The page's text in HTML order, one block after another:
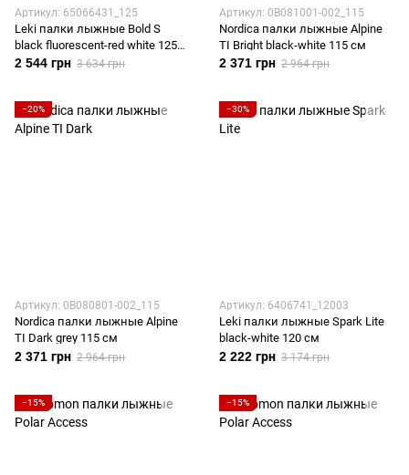
Артикул: 65066431_125
Leki палки лыжные Bold S
black fluorescent-red white 125
см
2 544 грн 3 634 грн
Артикул: 0B081001-002_115
Nordica палки лыжные Alpine
TI Bright black-white 115 см
2 371 грн 2 964 грн
−20%
Артикул: 0B080801-002_115
Nordica палки лыжные Alpine
TI Dark grey 115 см
2 371 грн 2 964 грн
−30%
Артикул: 6406741_12003
Leki палки лыжные Spark Lite
black-white 120 см
2 222 грн 3 174 грн
−15% −15%